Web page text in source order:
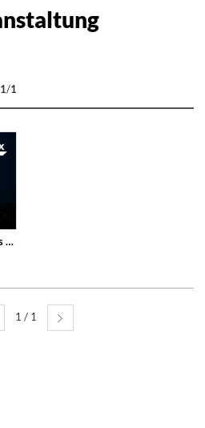
1/1
HUMAX Networks participates in SCTE TechExpo 2025!
1 / 1